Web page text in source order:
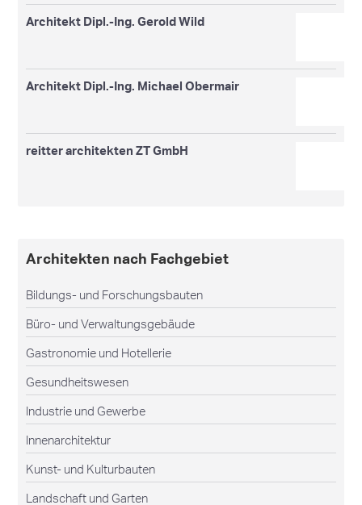
Architekt Dipl.-Ing. Gerold Wild
Architekt Dipl.-Ing. Michael Obermair
reitter architekten ZT GmbH
Architekten nach Fachgebiet
Bildungs- und Forschungsbauten
Büro- und Verwaltungsgebäude
Gastronomie und Hotellerie
Gesundheitswesen
Industrie und Gewerbe
Innenarchitektur
Kunst- und Kulturbauten
Landschaft und Garten